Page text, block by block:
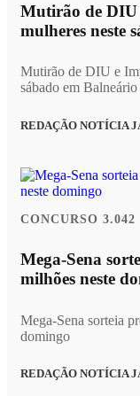
Mutirão de DIU
mulheres neste
Mutirão de DIU e
sábado em
REDAÇÃO NOTÍCIA
CONCURSO 3.042
Mega-Sena
milhões neste
Mega-Sena sorteia
domingo
REDAÇÃO NOTÍCIA